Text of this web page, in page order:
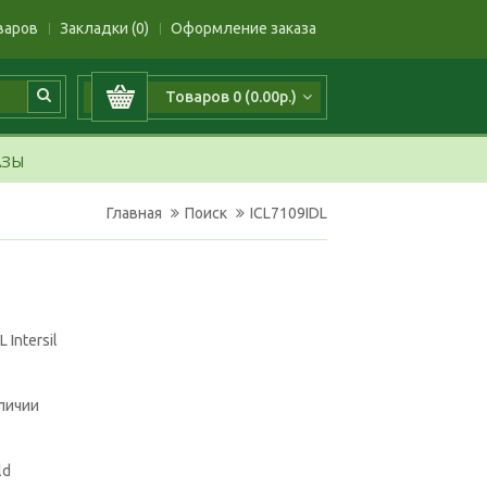
Закладки (0) Оформление заказа
Товаров 0 (0.00р.)
Главная Поиск ICL7109IDL
Intersil